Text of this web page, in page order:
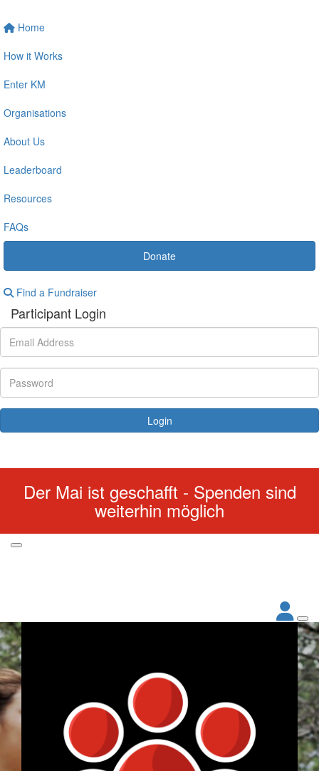
Home
How it Works
Enter KM
Organisations
About Us
Leaderboard
Resources
FAQs
Donate
Find a Fundraiser
Participant Login
Login
Der Mai ist geschafft - Spenden sind
weiterhin möglich